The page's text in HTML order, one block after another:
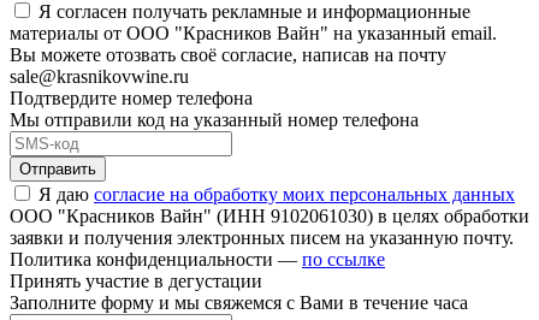
Я согласен получать рекламные и информационные
материалы от ООО "Красников Вайн" на указанный email.
Вы можете отозвать своё согласие, написав на почту
sale@krasnikovwine.ru
Подтвердите номер телефона
Мы отправили код на указанный номер телефона
Отправить
Я даю согласие на обработку моих персональных данных
ООО "Красников Вайн" (ИНН 9102061030) в целях обработки
заявки и получения электронных писем на указанную почту.
Политика конфиденциальности — по ссылке
Принять участие в дегустации
Заполните форму и мы свяжемся с Вами в течение часа